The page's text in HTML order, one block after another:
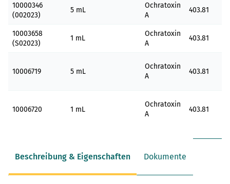
10000346
(002023)
5 mL
Ochratoxin
A
403.81
10003658
(S02023)
1 mL
Ochratoxin
A
403.81
10006719 5 mL
Ochratoxin
A
403.81
10006720 1 mL
Ochratoxin
A
403.81
Beschreibung & Eigenschaften Dokumente